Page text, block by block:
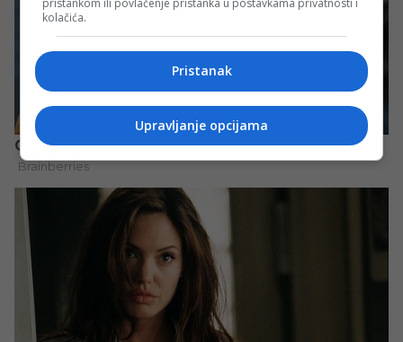
pristankom ili povlačenje pristanka u postavkama privatnosti i
kolačića.
Pristanak
Upravljanje opcijama